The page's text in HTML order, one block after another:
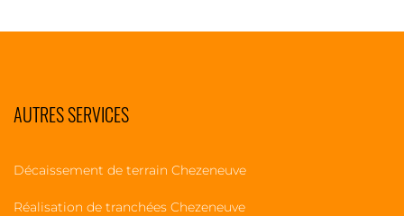
AUTRES SERVICES
Décaissement de terrain Chezeneuve
Réalisation de tranchées Chezeneuve